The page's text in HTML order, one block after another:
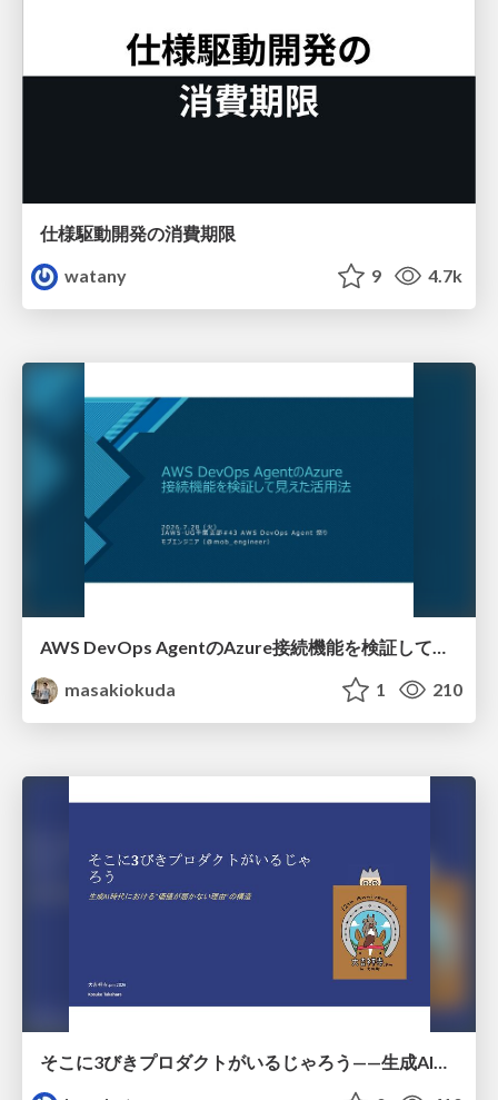
仕様駆動開発の消費期限
watany
9 4.7k
AWS DevOps AgentのAzure接続機能を検証して見えた活用法／Use Cases Verified for the AWS DevOps Agent's Azure Connectivity Feature
masakiokuda
1 210